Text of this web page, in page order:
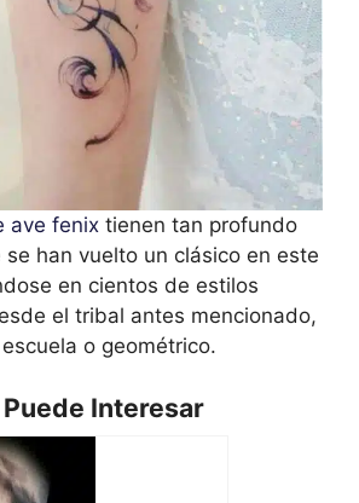
ave fenix tienen tan profundo
han vuelto un clásico en este
en cientos de estilos
el tribal antes mencionado,
o geométrico.
Interesar